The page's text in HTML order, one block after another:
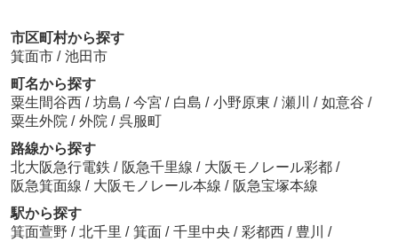
市区町村から探す
箕面市 / 池田市
町名から探す
粟生間谷西 / 坊島 / 今宮 / 白島 / 小野原東 / 瀬川 / 如意谷 /
粟生外院 / 外院 / 呉服町
路線から探す
北大阪急行電鉄 / 阪急千里線 / 大阪モノレール彩都 /
阪急箕面線 / 大阪モノレール本線 / 阪急宝塚本線
駅から探す
箕面萱野 / 北千里 / 箕面 / 千里中央 / 彩都西 / 豊川
/